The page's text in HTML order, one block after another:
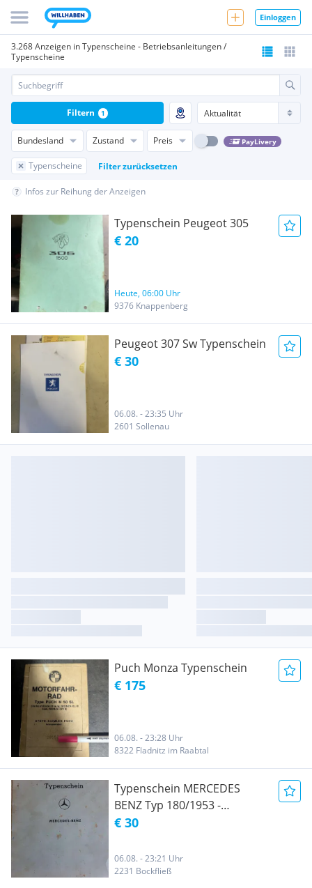
Einloggen
3.268 Anzeigen in Typenscheine - Betriebsanleitungen /
Typenscheine
Bundesland Zustand Preis PayLivery
Typenscheine Filter zurücksetzen
Filtern 1
Infos zur Reihung der Anzeigen
Typenschein Peugeot 305
€ 20
Heute, 06:00 Uhr
9376 Knappenberg
Peugeot 307 Sw Typenschein
€ 30
06.08. - 23:35 Uhr
2601 Sollenau
Puch Monza Typenschein
€ 175
06.08. - 23:28 Uhr
8322 Fladnitz im Raabtal
Typenschein MERCEDES
BENZ Typ 180/1953 -
Benziner
€ 30
06.08. - 23:21 Uhr
2231 Bockfließ